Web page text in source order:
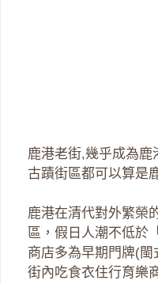
鹿港老街,幾乎成為鹿
古蹟街區都可以算是
鹿港在清代對外繁榮
區，假日人潮不低於「
商店多為早期門牌(
街內吃食衣住行育樂